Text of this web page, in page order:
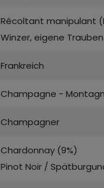
Récoltant manipulant
Winzer, eigene Trauben
Frankreich
Champagne -
Champagner
Chardonnay (9%)
Pinot Noir /